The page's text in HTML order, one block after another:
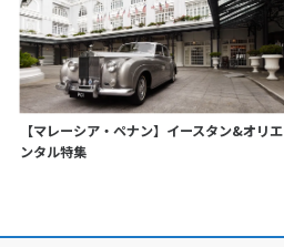
【マレーシア・ペナン】イースタン&オリエ
ンタル特集